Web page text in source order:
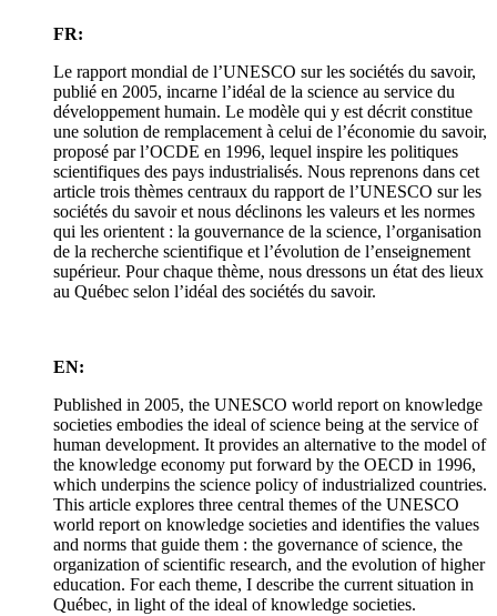
FR:
Le rapport mondial de l’UNESCO sur les sociétés du savoir,
publié en 2005, incarne l’idéal de la science au service du
développement humain. Le modèle qui y est décrit constitue
une solution de remplacement à celui de l’économie du savoir,
proposé par l’OCDE en 1996, lequel inspire les politiques
scientifiques des pays industrialisés. Nous reprenons dans cet
article trois thèmes centraux du rapport de l’UNESCO sur les
sociétés du savoir et nous déclinons les valeurs et les normes
qui les orientent : la gouvernance de la science, l’organisation
de la recherche scientifique et l’évolution de l’enseignement
supérieur. Pour chaque thème, nous dressons un état des lieux
au Québec selon l’idéal des sociétés du savoir.
EN:
Published in 2005, the UNESCO world report on knowledge
societies embodies the ideal of science being at the service of
human development. It provides an alternative to the model of
the knowledge economy put forward by the OECD in 1996,
which underpins the science policy of industrialized countries.
This article explores three central themes of the UNESCO
world report on knowledge societies and identifies the values
and norms that guide them : the governance of science, the
organization of scientific research, and the evolution of higher
education. For each theme, I describe the current situation in
Québec, in light of the ideal of knowledge societies.